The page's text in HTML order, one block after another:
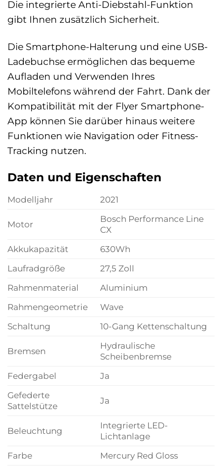
Die integrierte Anti-Diebstahl-Funktion
gibt Ihnen zusätzlich Sicherheit.
Die Smartphone-Halterung und eine USB-
Ladebuchse ermöglichen das bequeme
Aufladen und Verwenden Ihres
Mobiltelefons während der Fahrt. Dank der
Kompatibilität mit der Flyer Smartphone-
App können Sie darüber hinaus weitere
Funktionen wie Navigation oder Fitness-
Tracking nutzen.
Daten und Eigenschaften
Modelljahr 2021
Motor
Bosch Performance Line
CX
Akkukapazität
630Wh
Laufradgröße
27,5 Zoll
Rahmenmaterial
Aluminium
Rahmengeometrie
Wave
Schaltung
10-Gang Kettenschaltung
Bremsen
Hydraulische
Scheibenbremse
Federgabel
Ja
Gefederte
Sattelstütze
Ja
Beleuchtung
Integrierte LED-
Lichtanlage
Farbe
Mercury Red Gloss